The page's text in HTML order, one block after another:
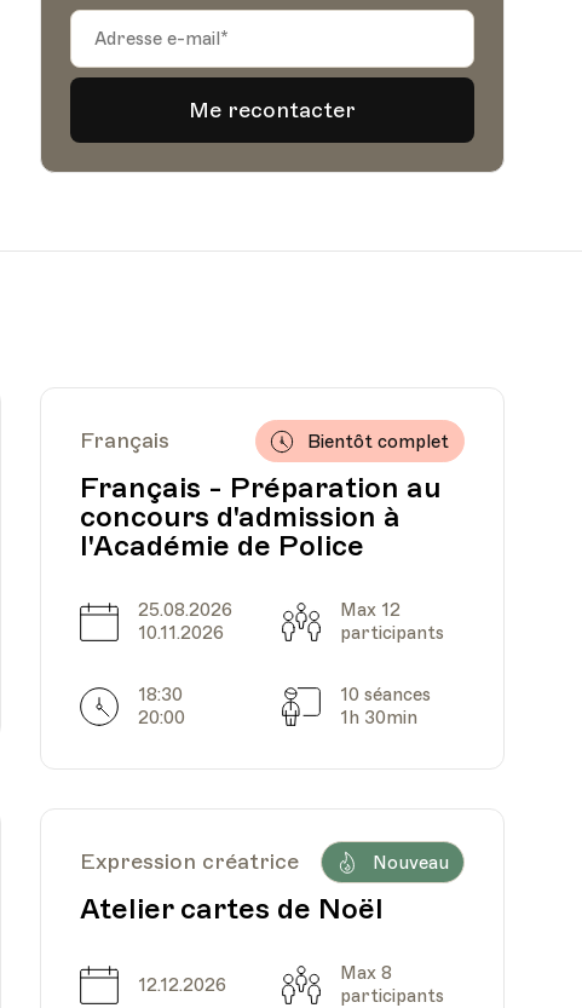
Français
Français - Préparation au
concours d'admission à
l'Académie de Police
Bientôt complet
Date
25.08.2026
10.11.2026
Capacité
Max 12
participants
Horarires
18:30
20:00
Séances
10 séances
1h 30min
Expression créatrice
Atelier cartes de Noël
Nouveau
Date
12.12.2026 Capacité
Max 8
participants